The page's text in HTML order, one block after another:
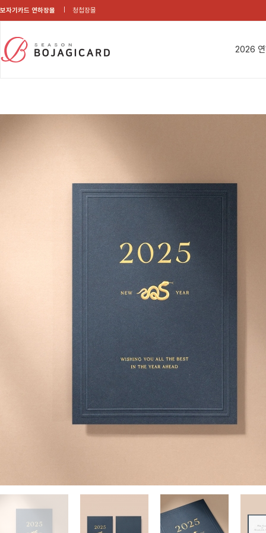
보자기카드 연하장몰 청첩장몰
2026